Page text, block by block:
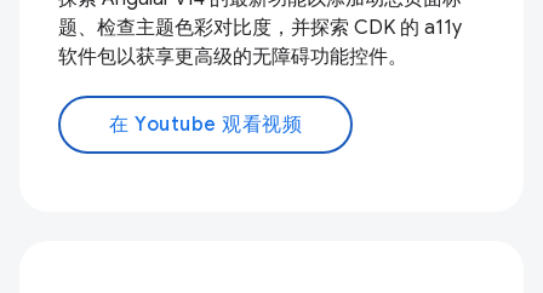
题、检查主题色彩对比度，并探索 CDK 的 a11y
软件包以获享更高级的无障碍功能控件。
在 Youtube 观看视频